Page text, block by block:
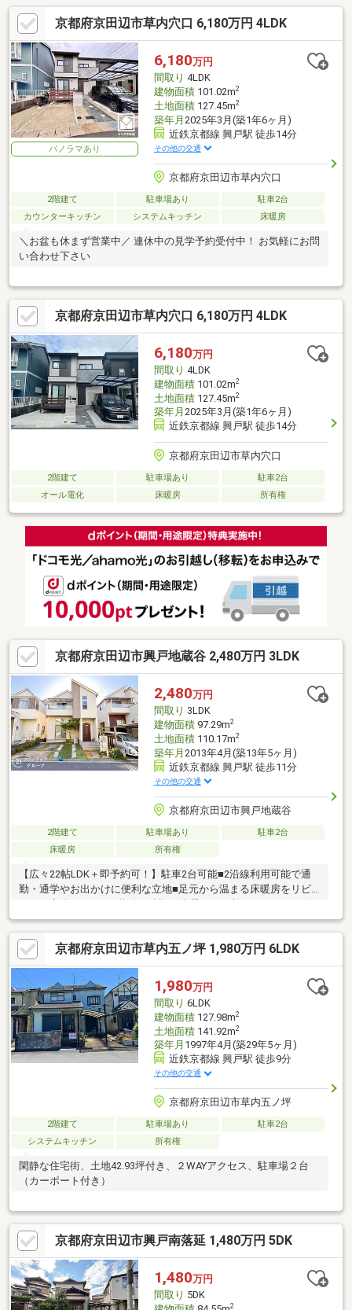
京都府京田辺市草内穴口 6,180万円 4LDK
パノラマあり
6,180万円
間取り 4LDK
建物面積101.02m2
土地面積127.45m2
築年月 2025年3月(築1年6ヶ月)
近鉄京都線 興戸駅 徒歩14分
その他の交通
京都府京田辺市草内穴口
2階建て 駐車場あり
駐車2台
カウンターキッチン
システムキッチン 床暖房
＼お盆も休まず営業中／ 連休中の見学予約受付中！ お気軽にお問
い合わせ下さい
京都府京田辺市草内穴口 6,180万円 4LDK
6,180万円
間取り 4LDK
建物面積101.02m2
土地面積127.45m2
築年月 2025年3月(築1年6ヶ月)
近鉄京都線 興戸駅 徒歩14分
京都府京田辺市草内穴口
2階建て 駐車場あり
駐車2台
オール電化
床暖房 所有権
京都府京田辺市興戸地蔵谷 2,480万円 3LDK
2,480万円
間取り 3LDK
建物面積97.29m2
土地面積110.17m2
築年月 2013年4月(築13年5ヶ月)
近鉄京都線 興戸駅 徒歩11分
その他の交通
京都府京田辺市興戸地蔵谷
2階建て 駐車場あり
駐車2台
床暖房
所有権
【広々22帖LDK＋即予約可！】駐車2台可能■2沿線利用可能で通
勤・通学やお出かけに便利な立地■足元から温まる床暖房をリビ
ングに完備■雨の日や花粉の時期の洗濯にも便利なサンルーム付
き
京都府京田辺市草内五ノ坪 1,980万円 6LDK
1,980万円
間取り 6LDK
建物面積127.98m2
土地面積141.92m2
築年月 1997年4月(築29年5ヶ月)
近鉄京都線 興戸駅 徒歩9分
その他の交通
京都府京田辺市草内五ノ坪
2階建て 駐車場あり
駐車2台
システムキッチン
所有権
閑静な住宅街、土地42.93坪付き、２WAYアクセス、駐車場２台
（カーポート付き）
京都府京田辺市興戸南落延 1,480万円 5DK
1,480万円
間取り 5DK
2